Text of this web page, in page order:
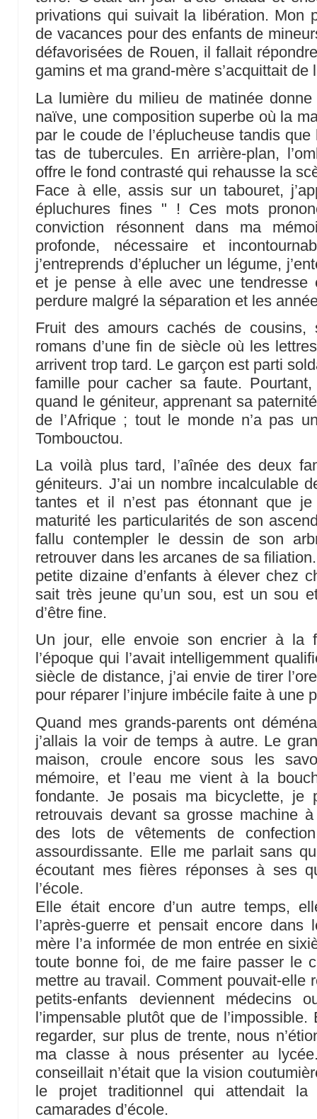
privations qui suivait la libération. Mon
de vacances pour des enfants de
défavorisées de Rouen, il fallait
gamins et ma grand-mère s’acquittait
La lumière du milieu de matinée
naïve, une composition superbe où la
par le coude de l’éplucheuse tandis
tas de tubercules. En arrière-plan,
offre le fond contrasté qui rehausse la
Face à elle, assis sur un tabouret,
épluchures fines " ! Ces mots
conviction résonnent dans ma
profonde, nécessaire et
j’entreprends d’éplucher un légume,
et je pense à elle avec une tendresse
perdure malgré la séparation et les
Fruit des amours cachés de
romans d’une fin de siècle où les
arrivent trop tard. Le garçon est parti
famille pour cacher sa faute.
quand le géniteur, apprenant sa
de l’Afrique ; tout le monde n’a pas
Tombouctou.
La voilà plus tard, l’aînée des deux
géniteurs. J’ai un nombre incalculable
tantes et il n’est pas étonnant que
maturité les particularités de son
fallu contempler le dessin de son
retrouver dans les arcanes de sa
petite dizaine d’enfants à élever chez
sait très jeune qu’un sou, est un sou
d’être fine.
Un jour, elle envoie son encrier à la
l’époque qui l’avait intelligemment
siècle de distance, j’ai envie de tirer
pour réparer l’injure imbécile faite à une
Quand mes grands-parents ont
j’allais la voir de temps à autre. Le
maison, croule encore sous les
mémoire, et l’eau me vient à la
fondante. Je posais ma bicyclette,
retrouvais devant sa grosse machine
des lots de vêtements de
assourdissante. Elle me parlait sans
écoutant mes fières réponses à ses
l’école.
Elle était encore d’un autre temps,
l’après-guerre et pensait encore
mère l’a informée de mon entrée en
toute bonne foi, de me faire passer le
mettre au travail. Comment pouvait-elle
petits-enfants deviennent médecins
l’impensable plutôt que de
regarder, sur plus de trente, nous
ma classe à nous présenter au
conseillait n’était que la vision
le projet traditionnel qui attendait
camarades d’école.